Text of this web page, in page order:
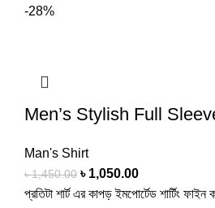
-28%
Men’s Stylish Full
Man's Shirt
৳1,450.00 ৳ 1,050.00
প্রতিটা শার্ট এর কাপড় ইমপোর্টেড শার্টিং